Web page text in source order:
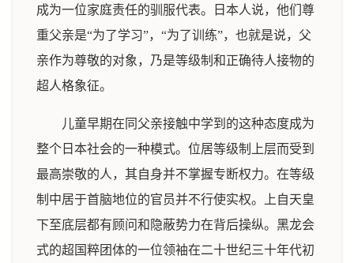
成为一位家庭责任的驯服代表。日本人说，他们尊
重父亲是“为了学习”，“为了训练”，也就是说，父
亲作为尊敬的对象，乃是等级制和正确待人接物的
超人格象征。
儿童早期在同父亲接触中学到的这种态度成为
整个日本社会的一种模式。位居等级制上层而受到
最高崇敬的人，其自身并不掌握专断权力。在等级
制中居于首脑地位的官员并不行使实权。上自天皇
下至底层都有顾问和隐蔽势力在背后操纵。黑龙会
式的超国粹团体的一位领袖在二十世纪三十年代初